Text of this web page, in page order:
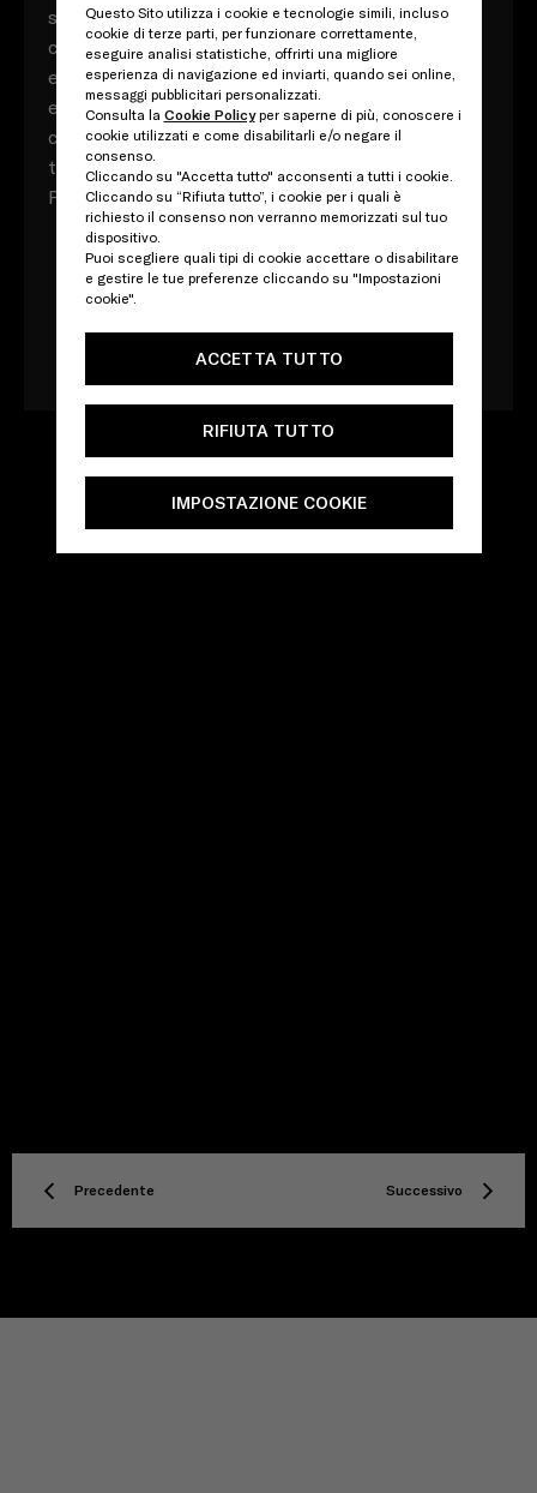
Questo Sito utilizza i cookie e tecnologie simili, incluso
cookie di terze parti, per funzionare correttamente,
eseguire analisi statistiche, offrirti una migliore
esperienza di navigazione ed inviarti, quando sei online,
messaggi pubblicitari personalizzati.
Consulta la Cookie Policyper saperne di più, conoscere i
cookie utilizzati e come disabilitarli e/o negare il
consenso.
Cliccando su "Accetta tutto" acconsenti a tutti i cookie.
Cliccando su “Rifiuta tutto”, i cookie per i quali è
richiesto il consenso non verranno memorizzati sul tuo
dispositivo.
Puoi scegliere quali tipi di cookie accettare o disabilitare
e gestire le tue preferenze cliccando su "Impostazioni
cookie".
ACCETTA TUTTO
RIFIUTA TUTTO
IMPOSTAZIONE COOKIE
si contrappongono, conversano e si
contraddicono, sia al proprio interno che tra loro
e nel loro rapporto reciproco. Eppure, in tutti
esiste un aspetto che li collega direttamente:
che alla fine ogni parola si aggiunge alle altre nel
tentativo impossibile di definirsi a vicenda -
Prada.
Precedente Successivo